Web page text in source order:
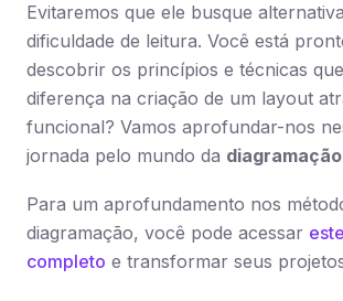
Evitaremos que ele busque
dificuldade de leitura. Você está
descobrir os princípios e técnicas
diferença na criação de um layout
funcional? Vamos aprofundar-nos
jornada pelo mundo da diagramação
Para um aprofundamento nos
diagramação, você pode acessar
completo e transformar seus